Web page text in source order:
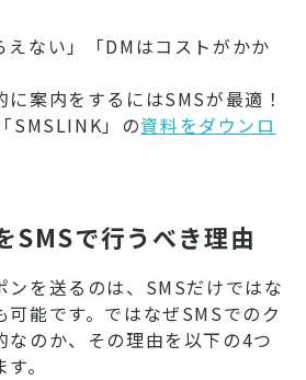
えない」「DMはコストがかか
案内をするにはSMSが最適！
SMSLINK」の資料をダウンロ
SMSで行うべき理由
ンを送るのは、SMSだけではな
可能です。ではなぜSMSでのク
なのか、その理由を以下の4つ
。